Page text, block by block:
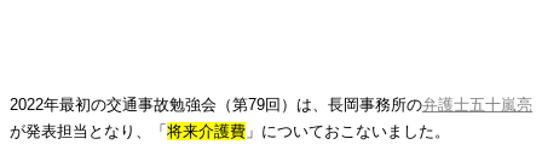
2022年最初の交通事故勉強会（第79回）は、長岡事務所の弁護士五十嵐亮
が発表担当となり、「 将来介護費 」についておこないました。